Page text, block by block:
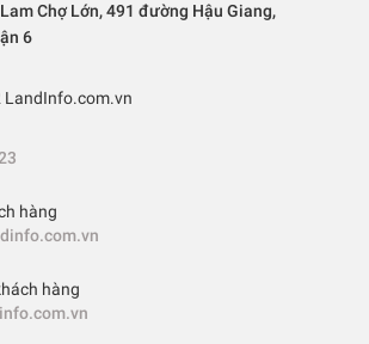
Chợ Lớn, 491 đường Hậu Giang,
6
hàng
hàng